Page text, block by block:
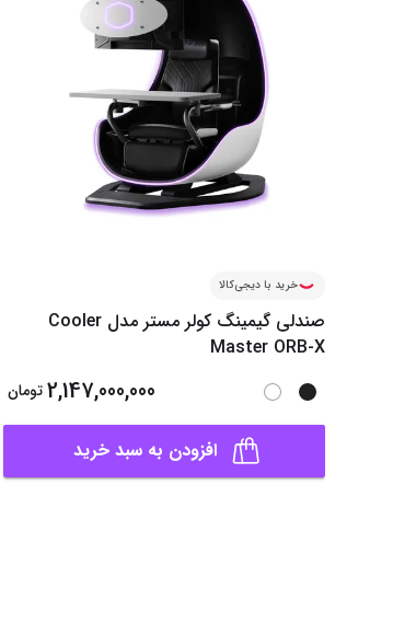
خرید با دیجی‌کالا
صندلی گیمینگ کولر مستر مدل Cooler
Master ORB-X
2,147,000,000 تومان
افزودن به سبد خرید